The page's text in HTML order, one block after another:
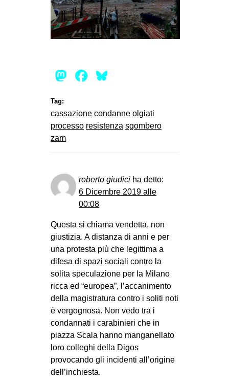
Mastodon
Facebook
Tag:
cassazione condanne olgiati
processo resistenza sgombero
zam
roberto giudici ha detto:
6 Dicembre 2019 alle
00:08
Questa si chiama vendetta, non
giustizia. A distanza di anni e per
una protesta più che legittima a
difesa di spazi sociali contro la
solita speculazione per la Milano
ricca ed “europea”, l’accanimento
della magistratura contro i soliti noti
è vergognosa. Non vedo tra i
condannati i carabinieri che in
piazza Scala hanno manganellato
loro colleghi della Digos
provocando gli incidenti all’origine
dell’inchiesta.